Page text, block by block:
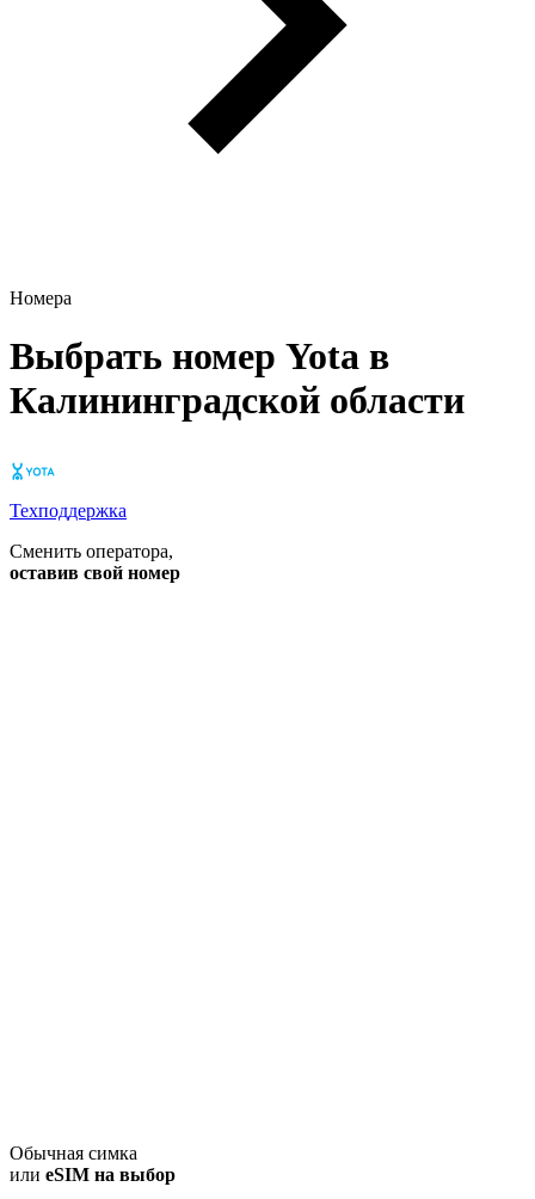
Номера
Выбрать номер Yota в
Калининградской области
Техподдержка
Сменить оператора,
оставив свой номер
Обычная симка
или eSIM на выбор